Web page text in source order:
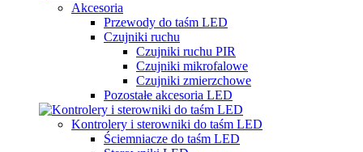
Akcesoria
Przewody do taśm LED
Czujniki ruchu
Czujniki ruchu PIR
Czujniki mikrofalowe
Czujniki zmierzchowe
Pozostałe akcesoria LED
Kontrolery i sterowniki do taśm LED
Ściemniacze do taśm LED